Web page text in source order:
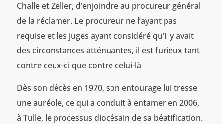
Challe et Zeller, d’enjoindre au procureur général
de la réclamer. Le procureur ne l’ayant pas
requise et les juges ayant considéré qu’il y avait
des circonstances atténuantes, il est furieux tant
contre ceux-ci que contre celui-là
Dès son décès en 1970, son entourage lui tresse
une auréole, ce qui a conduit à entamer en 2006,
à Tulle, le processus diocésain de sa béatification.